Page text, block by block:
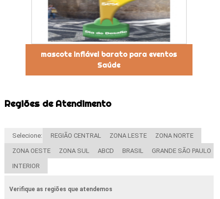
mascote inflável barato para eventos
Saúde
Regiões de Atendimento
Selecione: REGIÃO CENTRAL ZONA LESTE ZONA NORTE
ZONA OESTE ZONA SUL ABCD BRASIL GRANDE SÃO PAULO
INTERIOR
Verifique as regiões que atendemos